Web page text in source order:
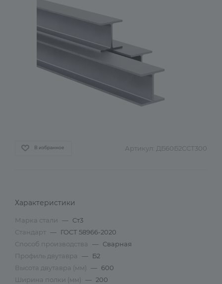
В избранное Артикул: ДБ60Б2ССТ300
Характеристики
Марка стали — Ст3
Стандарт — ГОСТ 58966-2020
Способ производства
— Сварная
Профиль двутавра
— Б2
Высота двутавра (мм) — 600
Ширина полки (мм) — 200